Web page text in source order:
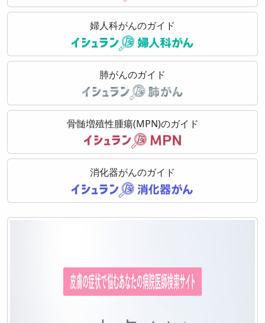
婦人科がんのガイド
肺がんのガイド
骨髄増殖性腫瘍(MPN)のガイド
消化器がんのガイド